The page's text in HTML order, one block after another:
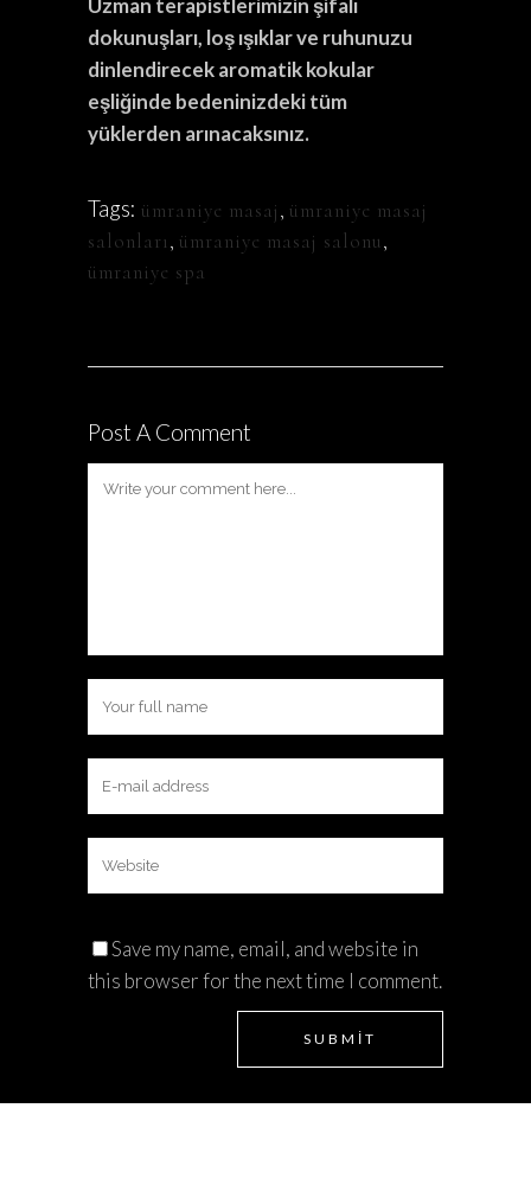
Uzman terapistlerimizin şifalı
dokunuşları, loş ışıklar ve ruhunuzu
dinlendirecek aromatik kokular
eşliğinde bedeninizdeki tüm
yüklerden arınacaksınız.
Tags: ümraniye masaj, ümraniye masaj
salonları, ümraniye masaj salonu,
ümraniye spa
Post A Comment
Save my name, email, and website in
this browser for the next time I comment.